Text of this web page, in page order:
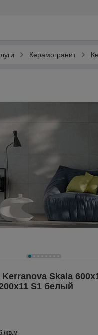
Керамогранит
Skala
S1 белый
кв.м